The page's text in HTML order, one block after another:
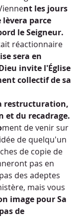
nt les jours
lèvera parce
le Seigneur.
réactionnaire
sera en
invite l'Église
collectif de sa
restructuration,
et du recadrage.
ment de venir sur
de quelqu'un
de copie de
pas en
des adeptes
mais vous
image pour Sa
de